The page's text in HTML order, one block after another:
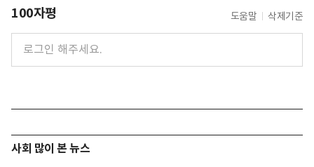
100자평 도움말 삭제기준
사회 많이 본 뉴스